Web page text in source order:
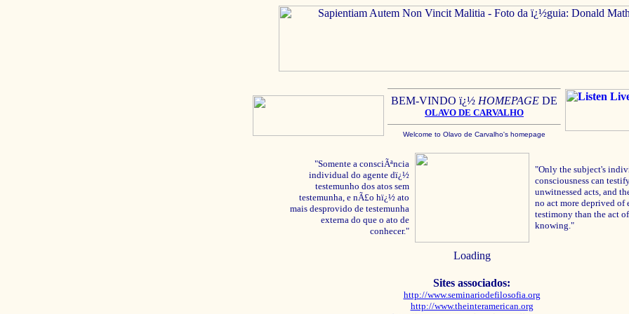
BEM-VINDO ï¿½ HOMEPAGE DE
OLAVO DE CARVALHO
Welcome to Olavo de Carvalho's homepage
"Somente a consciÃªncia
individual do agente dï¿½
testemunho dos atos sem
testemunha, e nÃ£o hï¿½ ato
mais desprovido de testemunha
externa do que o ato de
conhecer."
"Only the subject's
consciousness can
unwitnessed acts, and
no act more deprived of
testimony than the act of
knowing."
Loading
Sites associados:
http://www.seminariodefilosofia.org
http://www.theinteramerican.org